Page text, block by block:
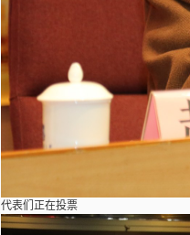
代表们正在投票